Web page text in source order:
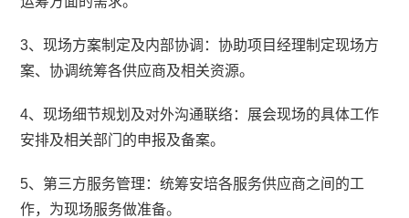
3、现场方案制定及内部协调：协助项目经理制定现场方
案、协调统筹各供应商及相关资源。
4、现场细节规划及对外沟通联络：展会现场的具体工作
安排及相关部门的申报及备案。
5、第三方服务管理：统筹安培各服务供应商之间的工
作，为现场服务做准备。